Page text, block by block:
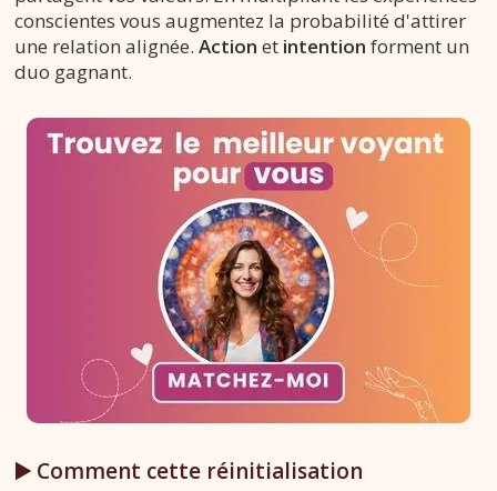
conscientes vous augmentez la probabilité d'attirer
une relation alignée.Action et intention forment un
duo gagnant.
▶️ Comment cette réinitialisation